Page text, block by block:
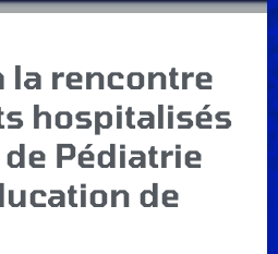
la rencontre
hospitalisés
de Pédiatrie
de